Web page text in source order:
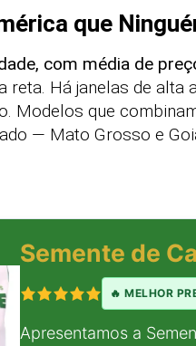
que
com média de
reta. Há janelas de
Modelos que
— Mato Grosso e
Semente de
🔥 MELHOR
Apresentamos a